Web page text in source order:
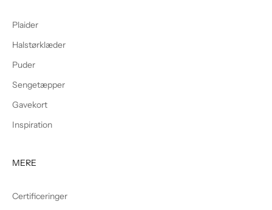
Plaider
Halstørklæder
Puder
Sengetæpper
Gavekort
Inspiration
MERE
Certificeringer